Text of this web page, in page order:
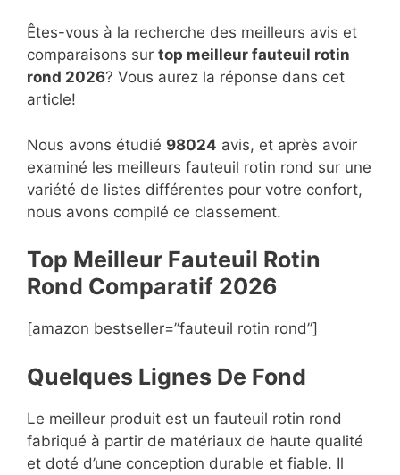
Êtes-vous à la recherche des meilleurs avis et
comparaisons sur top meilleur fauteuil rotin
rond 2026? Vous aurez la réponse dans cet
article!
Nous avons étudié 98024 avis, et après avoir
examiné les meilleurs fauteuil rotin rond sur une
variété de listes différentes pour votre confort,
nous avons compilé ce classement.
Top Meilleur Fauteuil Rotin
Rond Comparatif 2026
[amazon bestseller=”fauteuil rotin rond”]
Quelques Lignes De Fond
Le meilleur produit est un fauteuil rotin rond
fabriqué à partir de matériaux de haute qualité
et doté d’une conception durable et fiable. Il